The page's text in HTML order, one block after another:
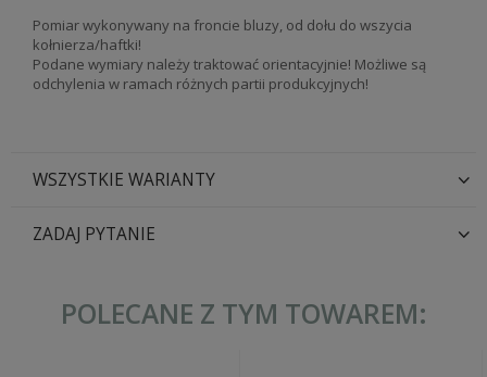
Pomiar wykonywany na froncie bluzy, od dołu do wszycia
kołnierza/haftki!
Podane wymiary należy traktować orientacyjnie! Możliwe są
odchylenia w ramach różnych partii produkcyjnych!
WSZYSTKIE WARIANTY
ZADAJ PYTANIE
POLECANE Z TYM TOWAREM: